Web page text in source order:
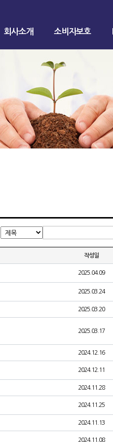
회사소개 소비자보호
작성일
2025.04.09
2025.03.24
2025.03.20
2025.03.17
2024.12.16
2024.12.11
2024.11.28
2024.11.25
2024.11.13
2024.11.08